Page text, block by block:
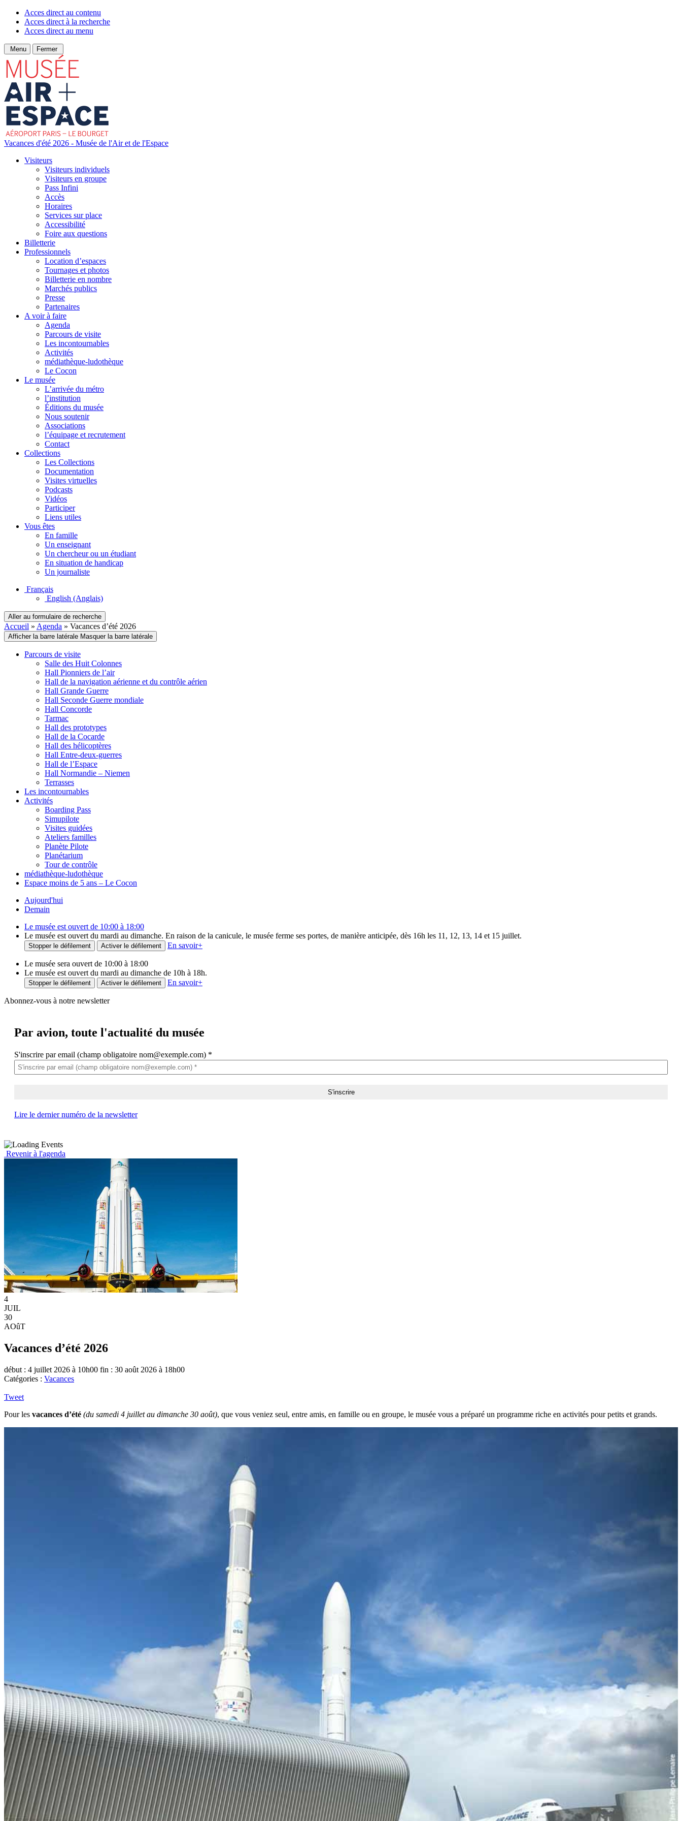
Acces direct au contenu
Acces direct à la recherche
Acces direct au menu
Menu Fermer
Vacances d'été 2026 - Musée de l'Air et de l'Espace
Visiteurs
Visiteurs individuels
Visiteurs en groupe
Pass Infini
Accès
Horaires
Services sur place
Accessibilité
Foire aux questions
Billetterie
Professionnels
Location d’espaces
Tournages et photos
Billetterie en nombre
Marchés publics
Presse
Partenaires
A voir à faire
Agenda
Parcours de visite
Les incontournables
Activités
médiathèque-ludothèque
Le Cocon
Le musée
L’arrivée du métro
l’institution
Éditions du musée
Nous soutenir
Associations
l’équipage et recrutement
Contact
Collections
Les Collections
Documentation
Visites virtuelles
Podcasts
Vidéos
Participer
Liens utiles
Vous êtes
En famille
Un enseignant
Un chercheur ou un étudiant
En situation de handicap
Un journaliste
Français
English (Anglais)
Aller au formulaire de recherche
Accueil » Agenda » Vacances d’été 2026
Afficher la barre latérale Masquer la barre latérale
Parcours de visite
Salle des Huit Colonnes
Hall Pionniers de l’air
Hall de la navigation aérienne et du contrôle aérien
Hall Grande Guerre
Hall Seconde Guerre mondiale
Hall Concorde
Tarmac
Hall des prototypes
Hall de la Cocarde
Hall des hélicoptères
Hall Entre-deux-guerres
Hall de l’Espace
Hall Normandie – Niemen
Terrasses
Les incontournables
Activités
Boarding Pass
Simupilote
Visites guidées
Ateliers familles
Planète Pilote
Planétarium
Tour de contrôle
médiathèque-ludothèque
Espace moins de 5 ans – Le Cocon
Aujourd'hui
Demain
Le musée est ouvert de 10:00 à 18:00
Le musée est ouvert du mardi au dimanche. En raison de la canicule, le musée ferme ses portes, de manière anticipée, dès 16h les 11, 12, 13, 14 et 15 juillet.
Stopper le défilement Activer le défilement En savoir+
Le musée sera ouvert de 10:00 à 18:00
Le musée est ouvert du mardi au dimanche de 10h à 18h.
Stopper le défilement Activer le défilement En savoir+
Abonnez-vous à notre newsletter
Par avion, toute l'actualité du musée
S'inscrire par email (champ obligatoire nom@exemple.com) *
Lire le dernier numéro de la newsletter
Revenir à l'agenda
4
JUIL
30
AOûT
Vacances d’été 2026
début : 4 juillet 2026 à 10h00 fin : 30 août 2026 à 18h00
Catégories : Vacances
Tweet
Pour les vacances d’été (du samedi 4 juillet au dimanche 30 août), que vous veniez seul, entre amis, en famille ou en groupe, le musée vous a préparé un programme riche en activités pour petits et grands.